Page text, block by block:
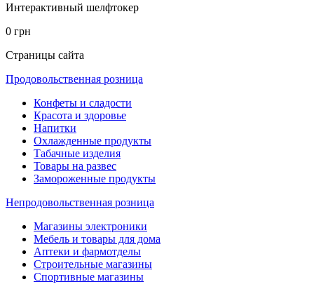
Интерактивный шелфтокер
0 грн
Страницы сайта
Продовольственная розница
Конфеты и сладости
Красота и здоровье
Напитки
Охлажденные продукты
Табачные изделия
Товары на развес
Замороженные продукты
Непродовольственная розница
Магазины электроники
Мебель и товары для дома
Аптеки и фармотделы
Строительные магазины
Спортивные магазины